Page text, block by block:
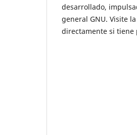
desarrollado,
general GNU. Visite
directamente si tiene